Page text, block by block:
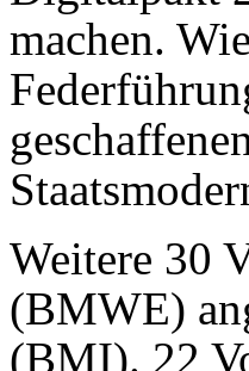
machen.
Weitere 30
(BMWE)
(BMI). 22